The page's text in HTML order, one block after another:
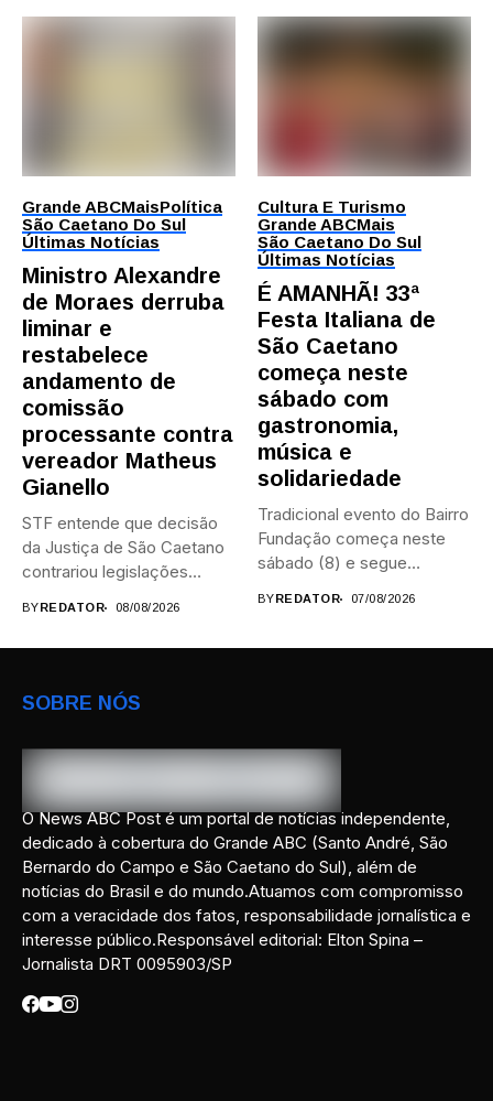
Grande ABCMaisPolítica
São Caetano Do Sul
Últimas Notícias
Ministro Alexandre
de Moraes derruba
liminar e
restabelece
andamento de
comissão
processante contra
vereador Matheus
Gianello
STF entende que decisão
da Justiça de São Caetano
contrariou legislações
BY REDATOR 08/08/2026
Cultura E Turismo
Grande ABCMais
São Caetano Do Sul
Últimas Notícias
É AMANHÃ! 33ª
Festa Italiana de
São Caetano
começa neste
sábado com
gastronomia,
música e
solidariedade
Tradicional evento do Bairro
Fundação começa neste
sábado (8) e segue
BY REDATOR 07/08/2026
SOBRE NÓS
O News ABC Post é um portal de notícias independente,
dedicado à cobertura do Grande ABC (Santo André, São
Bernardo do Campo e São Caetano do Sul), além de
notícias do Brasil e do mundo.Atuamos com compromisso
com a veracidade dos fatos, responsabilidade jornalística e
interesse público.Responsável editorial: Elton Spina –
Jornalista DRT 0095903/SP